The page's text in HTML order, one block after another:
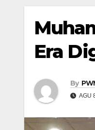
Era
By
AGU